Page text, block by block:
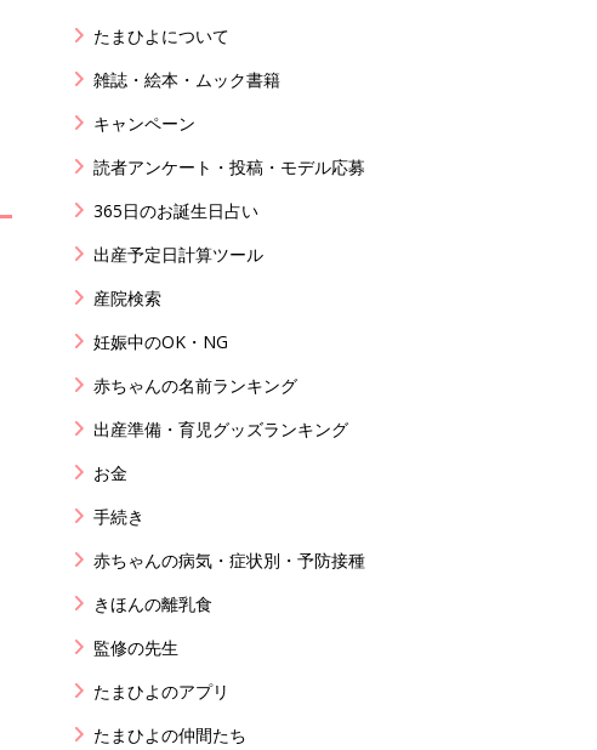
たまひよについて
雑誌・絵本・ムック書籍
キャンペーン
読者アンケート・投稿・モデル応募
365日のお誕生日占い
出産予定日計算ツール
産院検索
妊娠中のOK・NG
赤ちゃんの名前ランキング
出産準備・育児グッズランキング
お金
手続き
赤ちゃんの病気・症状別・予防接種
きほんの離乳食
監修の先生
たまひよのアプリ
たまひよの仲間たち